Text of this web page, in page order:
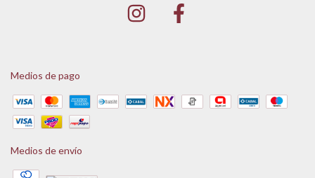
Medios de pago
Medios de envío